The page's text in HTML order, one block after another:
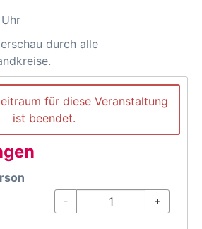
durch alle
für diese Veranstaltung
ist beendet.
- +